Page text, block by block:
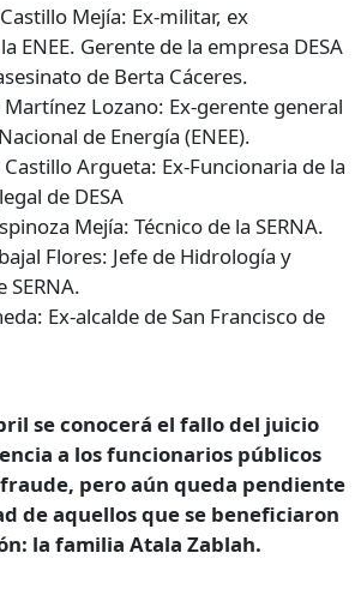
Mejía: Ex-militar, ex
ENEE. Gerente de la empresa DESA
de Berta Cáceres.
Lozano: Ex-gerente general
de Energía (ENEE).
Argueta: Ex-Funcionaria de la
de DESA
Mejía: Técnico de la SERNA.
Flores: Jefe de Hidrología y
Ex-alcalde de San Francisco de
se conocerá el fallo del juicio
a los funcionarios públicos
pero aún queda pendiente
de aquellos que se beneficiaron
la familia Atala Zablah.